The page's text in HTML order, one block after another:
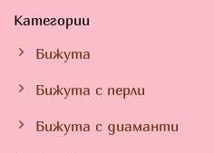
Категории
Бижута
Бижута с перли
Бижута с диаманти